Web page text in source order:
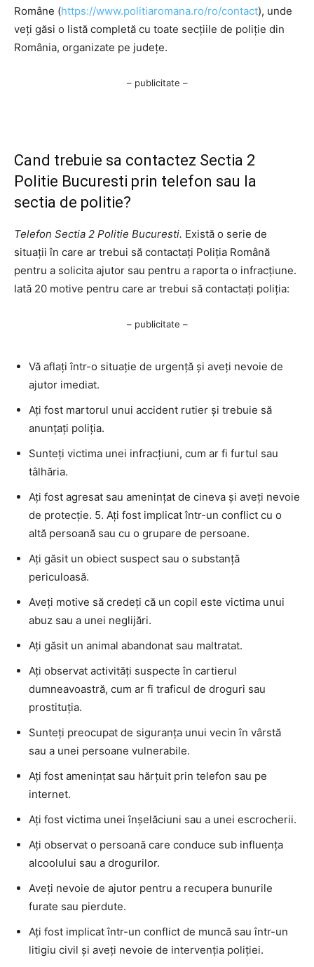
Române (https://www.politiaromana.ro/ro/contact), unde
veți găsi o listă completă cu toate secțiile de poliție din
România, organizate pe județe.
– publicitate –
Cand trebuie sa contactez Sectia 2
Politie Bucuresti prin telefon sau la
sectia de politie?
Telefon Sectia 2 Politie Bucuresti. Există o serie de
situații în care ar trebui să contactați Poliția Română
pentru a solicita ajutor sau pentru a raporta o infracțiune.
Iată 20 motive pentru care ar trebui să contactați poliția:
– publicitate –
Vă aflați într-o situație de urgență și aveți nevoie de
ajutor imediat.
Ați fost martorul unui accident rutier și trebuie să
anunțați poliția.
Sunteți victima unei infracțiuni, cum ar fi furtul sau
tâlhăria.
Ați fost agresat sau amenințat de cineva și aveți nevoie
de protecție. 5. Ați fost implicat într-un conflict cu o
altă persoană sau cu o grupare de persoane.
Ați găsit un obiect suspect sau o substanță
periculoasă.
Aveți motive să credeți că un copil este victima unui
abuz sau a unei neglijări.
Ați găsit un animal abandonat sau maltratat.
Ați observat activități suspecte în cartierul
dumneavoastră, cum ar fi traficul de droguri sau
prostituția.
Sunteți preocupat de siguranța unui vecin în vârstă
sau a unei persoane vulnerabile.
Ați fost amenințat sau hărțuit prin telefon sau pe
internet.
Ați fost victima unei înșelăciuni sau a unei escrocherii.
Ați observat o persoană care conduce sub influența
alcoolului sau a drogurilor.
Aveți nevoie de ajutor pentru a recupera bunurile
furate sau pierdute.
Ați fost implicat într-un conflict de muncă sau într-un
litigiu civil și aveți nevoie de intervenția poliției.